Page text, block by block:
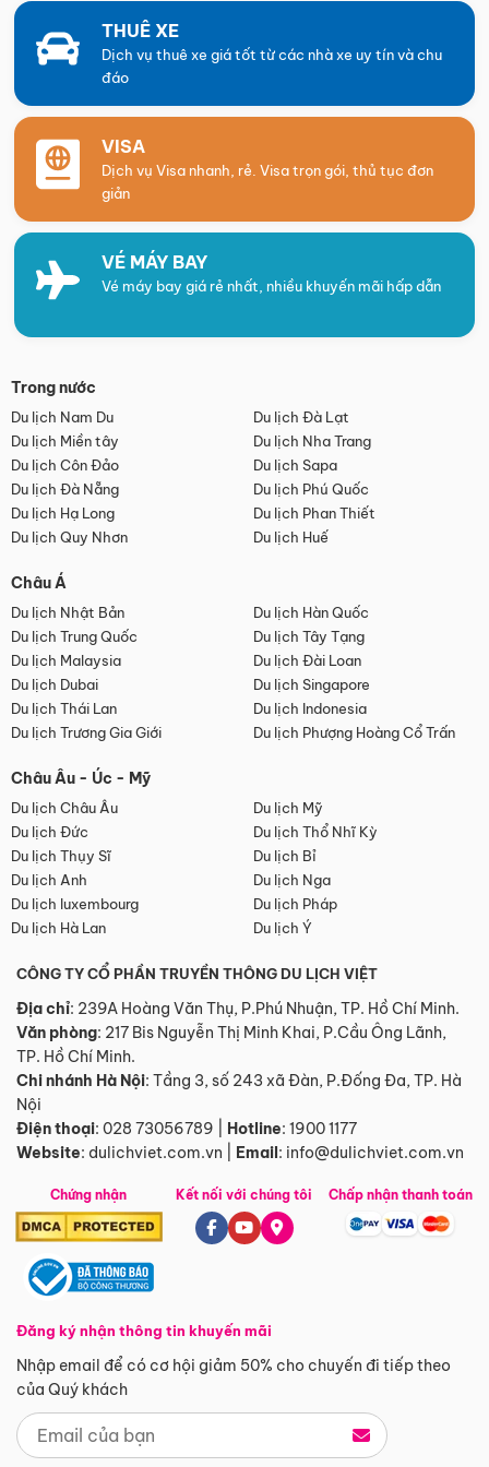
THUÊ XE
Dịch vụ thuê xe giá tốt từ các nhà xe uy tín và chu
đáo
VISA
Dịch vụ Visa nhanh, rẻ. Visa trọn gói, thủ tục đơn
giản
VÉ MÁY BAY
Vé máy bay giá rẻ nhất, nhiều khuyến mãi hấp dẫn
Trong nước
Du lịch Nam Du
Du lịch Đà Lạt
Du lịch Miền tây
Du lịch Nha Trang
Du lịch Côn Đảo
Du lịch Sapa
Du lịch Đà Nẵng
Du lịch Phú Quốc
Du lịch Hạ Long
Du lịch Phan Thiết
Du lịch Quy Nhơn
Du lịch Huế
Châu Á
Du lịch Nhật Bản
Du lịch Hàn Quốc
Du lịch Trung Quốc
Du lịch Tây Tạng
Du lịch Malaysia
Du lịch Đài Loan
Du lịch Dubai
Du lịch Singapore
Du lịch Thái Lan
Du lịch Indonesia
Du lịch Trương Gia Giới
Du lịch Phượng Hoàng Cổ Trấn
Châu Âu - Úc - Mỹ
Du lịch Châu Âu
Du lịch Mỹ
Du lịch Đức
Du lịch Thổ Nhĩ Kỳ
Du lịch Thụy Sĩ
Du lịch Bỉ
Du lịch Anh
Du lịch Nga
Du lịch luxembourg
Du lịch Pháp
Du lịch Hà Lan
Du lịch Ý
CÔNG TY CỔ PHẦN TRUYỀN THÔNG DU LỊCH VIỆT
Địa chỉ: 239A Hoàng Văn Thụ, P.Phú Nhuận, TP. Hồ Chí Minh.
Văn phòng: 217 Bis Nguyễn Thị Minh Khai, P.Cầu Ông Lãnh,
TP. Hồ Chí Minh.
Chi nhánh Hà Nội: Tầng 3, số 243 xã Đàn, P.Đống Đa, TP. Hà
Nội
Điện thoại: 028 73056789 Hotline: 1900 1177
Website: dulichviet.com.vn Email: info@dulichviet.com.vn
Chứng nhận
Đăng ký nhận thông tin khuyến mãi
Nhập email để có cơ hội giảm 50% cho chuyến đi tiếp theo
của Quý khách
Kết nối với chúng tôi Chấp nhận thanh toán